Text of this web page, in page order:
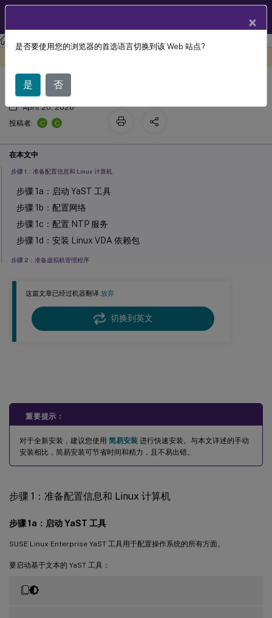
Linux 虚拟投递代理 Linux Virtual Delivery Agent 2203 LTSR
这篇文章已经过机器翻译.放弃
切换到英文
重要提示：
对于全新安装，建议您使用 简易安装 进行快速安装。与本文详述的手动
安装相比，简易安装可节省时间和精力，且不易出错。
步骤 1：准备配置信息和 Linux 计算机
步骤 1a：启动 YaST 工具
SUSE Linux Enterprise YaST 工具用于配置操作系统的所有方面。
要启动基于文本的 YaST 工具：
在 SUSE 上手动安装 Linux VDA
April 20, 2026
投稿者:
C C
在本文中
步骤 1：准备配置信息和 Linux 计算机
步骤 1a：启动 YaST 工具
步骤 1b：配置网络
步骤 1c：配置 NTP 服务
步骤 1d：安装 Linux VDA 依赖包
步骤 2：准备虚拟机管理程序
修复 ESX 和 ESXi 上的时间同步
步骤 3：将 VM 添加到 Windows 域
Centrify DirectControl
SSSD
启用 SSSD
验证 Kerberos 配置
步骤 5：下载 Linux VDA 软件包
步骤 6：安装 Linux VDA
步骤 6a：卸载旧版本
步骤 6b：安装 Linux VDA
×
是否要使用您的浏览器的首选语言切换到该 Web 站点?
是 否